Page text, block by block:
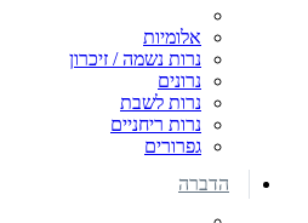
אלומיות
נרות נשמה / זיכרון
נרונים
נרות לשבת
נרות ריחניים
גפרורים
הדברה